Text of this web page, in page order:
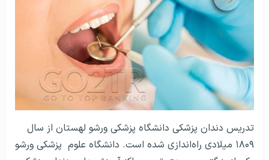
تدریس دندان پزشکی دانشگاه پزشکی ورشو لهستان از سال
۱۸۰۹ میلادی راه‌اندازی شده است. دانشگاه علوم پزشکی ورشو